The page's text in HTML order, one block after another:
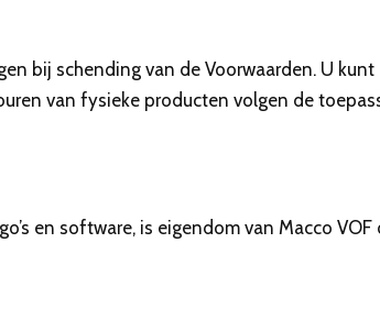
bij schending van de Voorwaarden. U
van fysieke producten volgen de
en software, is eigendom van Macco